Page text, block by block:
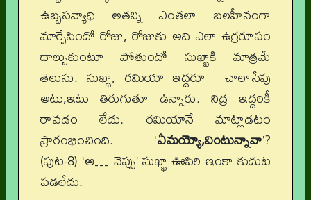
ఉబ్బసవ్యాధి అతన్ని ఎంతలా బలహీనంగా
మార్చేసిందో రోజు, రోజుకు అది ఎలా ఉగ్రరూపం
దాల్చుకుంటూ పోతుందో సుఖ్ఖాకి మాత్రమే
తెలుసు. సుఖ్ఖా, రమియా ఇద్దరూ చాలాసేపు
అటు,ఇటు తిరుగుతూ ఉన్నారు. నిద్ర ఇద్దరికీ
రావడం లేదు. రమియానే మాట్లాడటం
ప్రారంభించింది. ‘ఏమయ్యో,వింటున్నావా’?
(పుట-8) ‘ఆ… చెప్పు’ సుఖ్ఖా ఊపిరి ఇంకా కుదుట
పడలేదు.